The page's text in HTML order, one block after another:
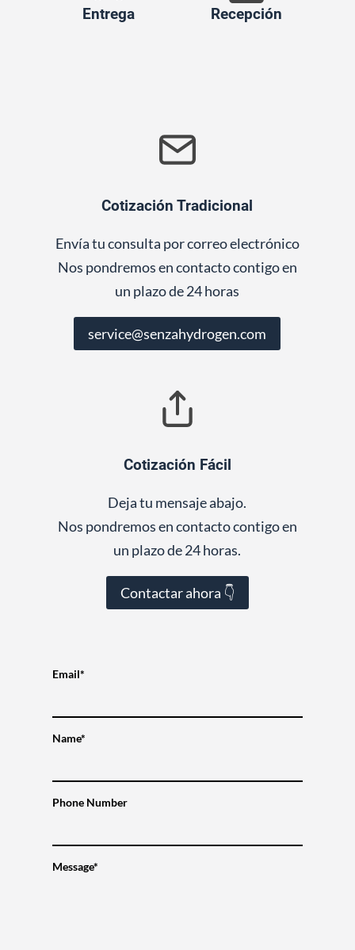
Entrega Recepción
Cotización Tradicional
Envía tu consulta por correo electrónico
Nos pondremos en contacto contigo en
un plazo de 24 horas
service@senzahydrogen.com
Cotización Fácil
Deja tu mensaje abajo.
Nos pondremos en contacto contigo en
un plazo de 24 horas.
Contactar ahora 👇
Email*
Name*
Phone Number
Message*